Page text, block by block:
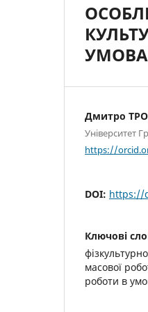
Дмитро
Університет
https://
DOI: https://
Ключові
масової
роботи в